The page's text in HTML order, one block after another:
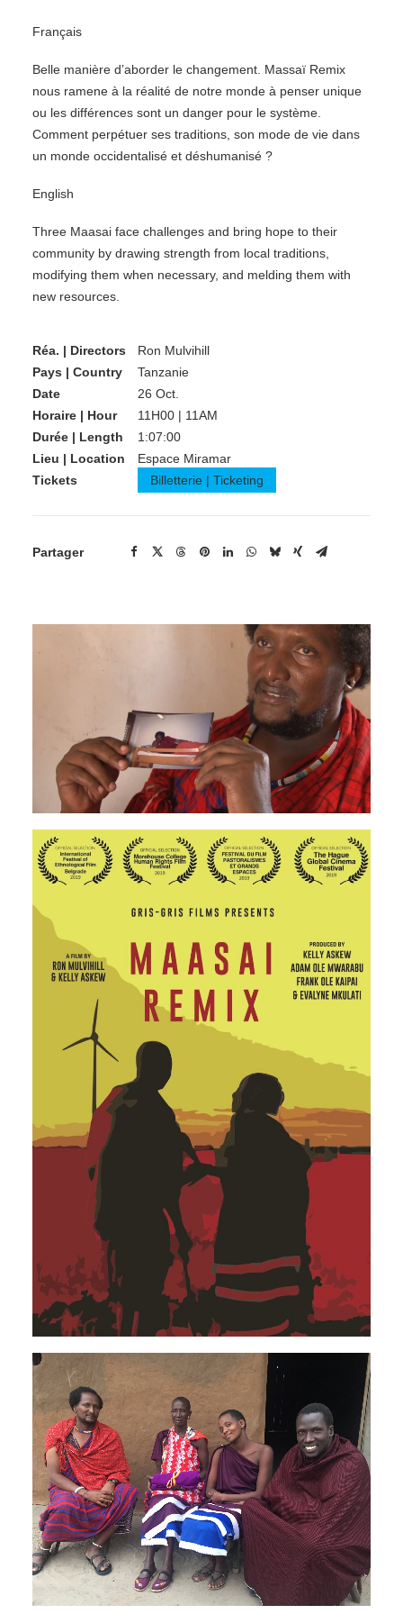
Français
Belle manière d’aborder le changement. Massaï Remix
nous ramene à la réalité de notre monde à penser unique
ou les différences sont un danger pour le système.
Comment perpétuer ses traditions, son mode de vie dans
un monde occidentalisé et déshumanisé ?
English
Three Maasai face challenges and bring hope to their
community by drawing strength from local traditions,
modifying them when necessary, and melding them with
new resources.
Réa. | Directors
Ron Mulvihill
Pays | Country
Tanzanie
Date
26 Oct.
Horaire | Hour
11H00 | 11AM
Durée | Length
1:07:00
Lieu | Location
Espace Miramar
Tickets
Billetterie | Ticketing
Partager